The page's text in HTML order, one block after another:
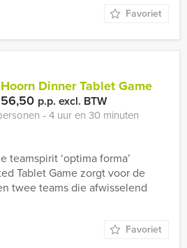
Favoriet
Dinner Tablet Game
p.p. excl. BTW
‐ 4 uur en 30 minuten
teamspirit ‘optima forma’
Tablet Game zorgt voor de
twee teams die afwisselend
Favoriet